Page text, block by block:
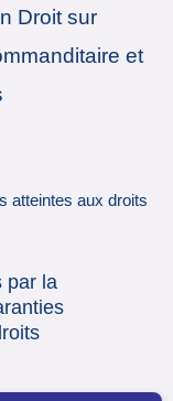
Droit sur
et
atteintes aux droits
par la